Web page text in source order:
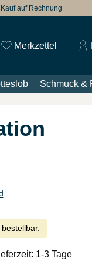
auf Rechnung
Merkzettel Du
Schmuck &
1-3 Tage